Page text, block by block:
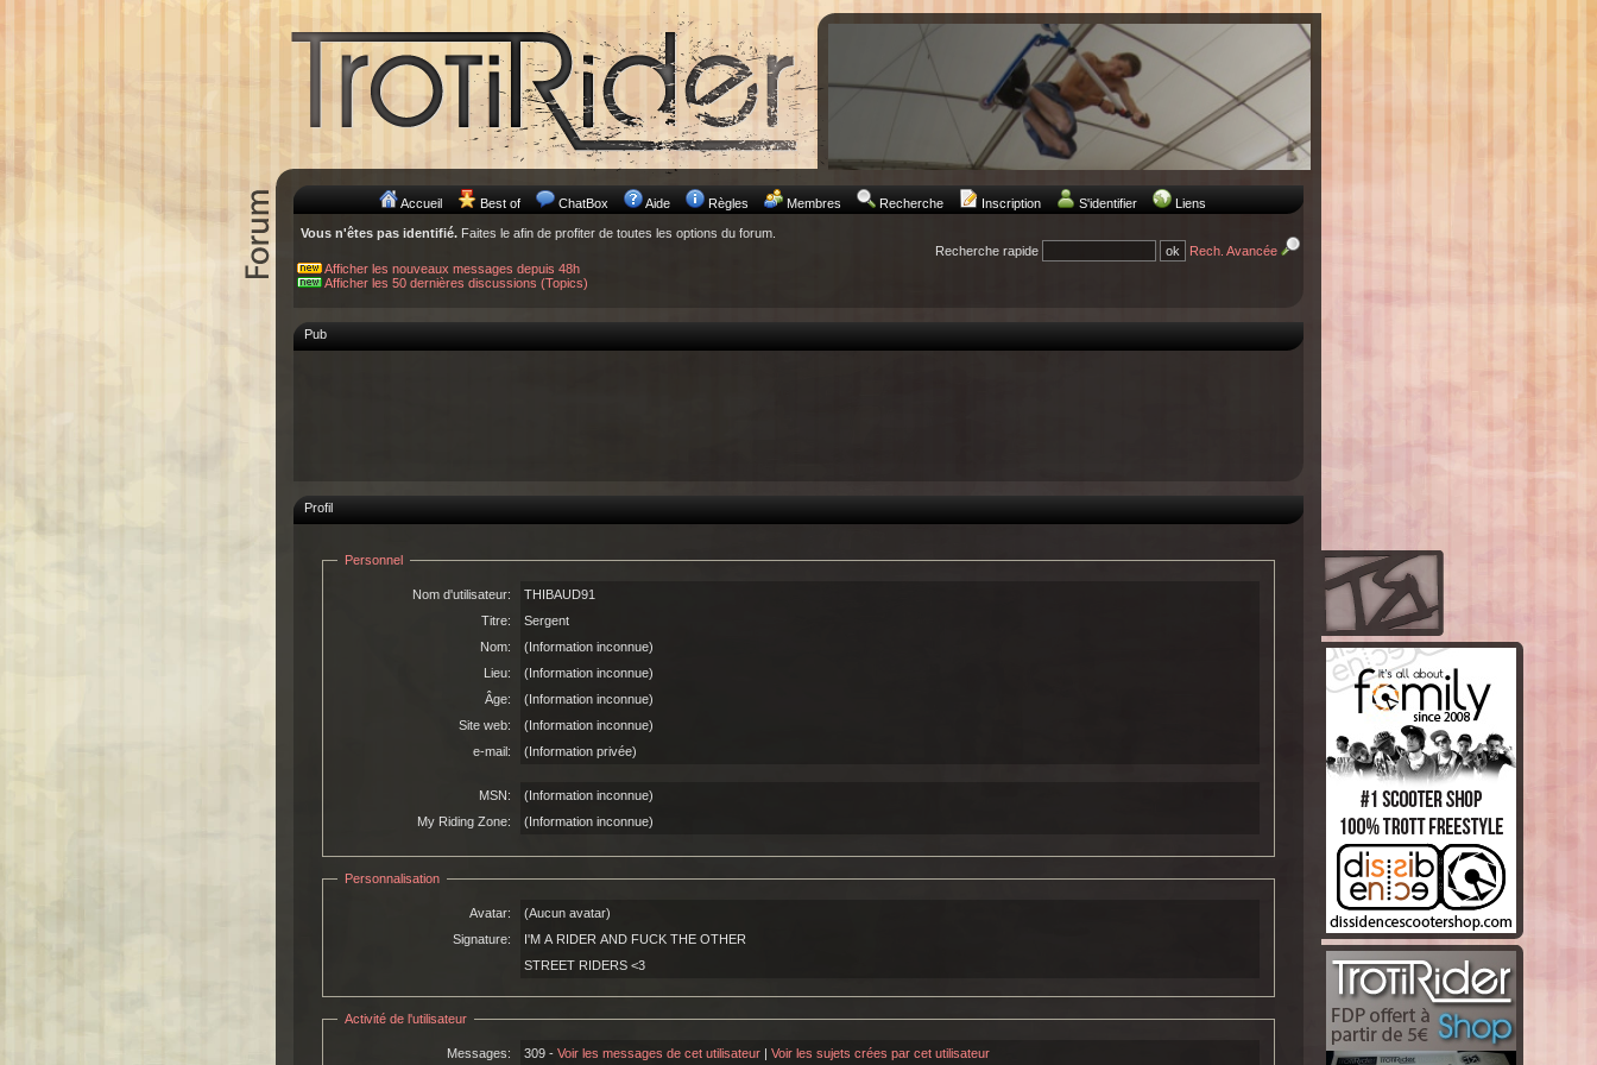
Accueil Best of ChatBox Aide Règles Membres Recherche Inscription S'identifier Liens
Vous n'êtes pas identifié. Faites le afin de profiter de toutes les options du forum.
Recherche rapide
Rech. Avancée
Afficher les nouveaux messages depuis 48h
Afficher les 50 dernières discussions (Topics)
Pub
Profil
Personnel
Nom d'utilisateur:
THIBAUD91
Titre:
Sergent
Nom:
(Information inconnue)
Lieu:
(Information inconnue)
Âge:
(Information inconnue)
Site web:
(Information inconnue)
e-mail:
(Information privée)
MSN:
(Information inconnue)
My Riding Zone:
(Information inconnue)
Personnalisation
Avatar:
(Aucun avatar)
Signature:
I'M A RIDER AND FUCK THE OTHER
STREET RIDERS <3
Activité de l'utilisateur
Messages: 309 - Voir les messages de cet utilisateur | Voir les sujets crées par cet utilisateur